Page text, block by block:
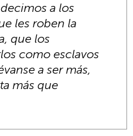
a los
les roben la
que los
como esclavos
a ser más,
más que